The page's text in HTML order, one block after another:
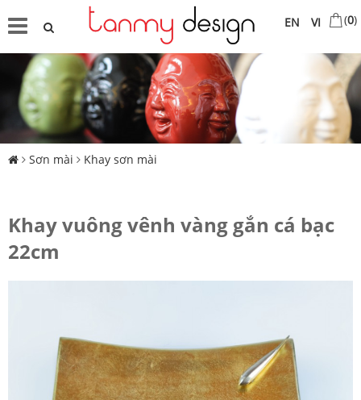
VI
EN (0)
Sơn mài Khay sơn mài
Khay vuông vênh vàng gắn cá bạc
22cm